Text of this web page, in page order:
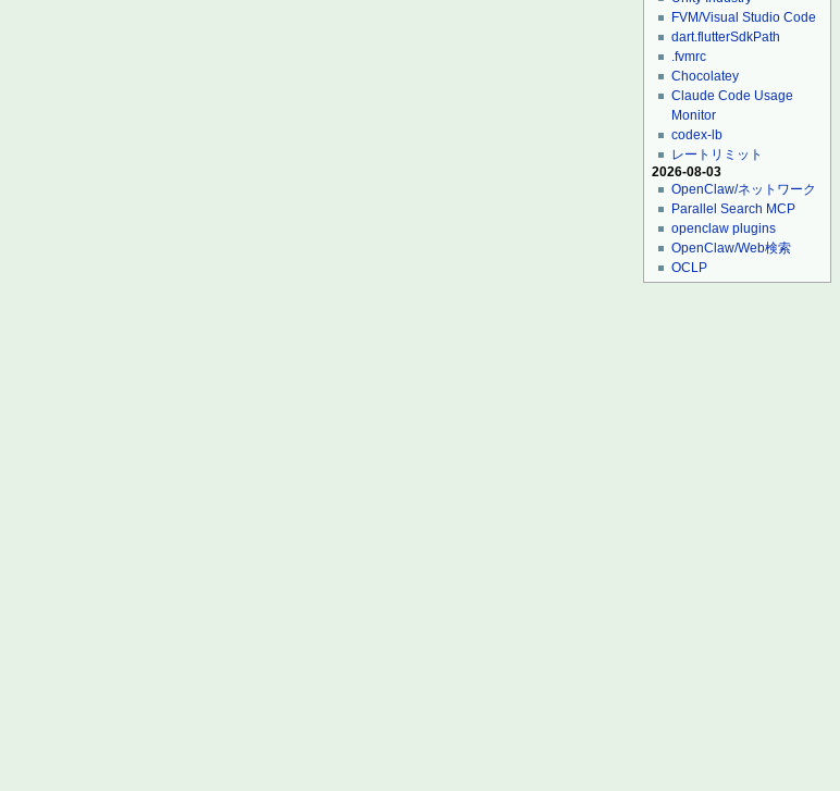
FVM/Visual Studio Code
dart.flutterSdkPath
.fvmrc
Chocolatey
Claude Code Usage
Monitor
codex-lb
レートリミット
2026-08-03
OpenClaw/ネットワーク
Parallel Search MCP
openclaw plugins
OpenClaw/Web検索
OCLP